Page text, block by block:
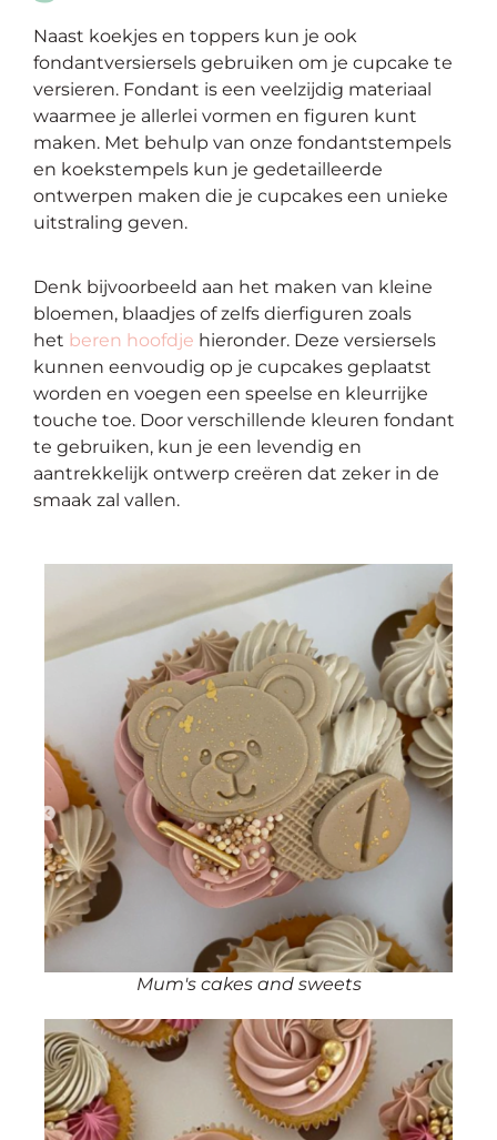
Naast koekjes en toppers kun je ook
fondantversiersels gebruiken om je cupcake te
versieren. Fondant is een veelzijdig materiaal
waarmee je allerlei vormen en figuren kunt
maken. Met behulp van onze fondantstempels
en koekstempels kun je gedetailleerde
ontwerpen maken die je cupcakes een unieke
uitstraling geven.
Denk bijvoorbeeld aan het maken van kleine
bloemen, blaadjes of zelfs dierfiguren zoals
het beren hoofdje hieronder. Deze versiersels
kunnen eenvoudig op je cupcakes geplaatst
worden en voegen een speelse en kleurrijke
touche toe. Door verschillende kleuren fondant
te gebruiken, kun je een levendig en
aantrekkelijk ontwerp creëren dat zeker in de
smaak zal vallen.
Mum's cakes and sweets